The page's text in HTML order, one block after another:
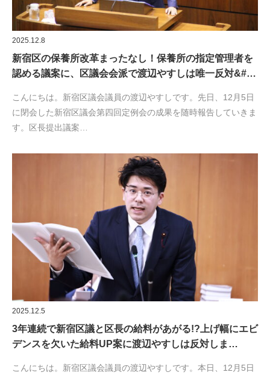
2025.12.8
新宿区の保養所改革まったなし！保養所の指定管理者を
認める議案に、区議会会派で渡辺やすしは唯一反対&#…
こんにちは。新宿区議会議員の渡辺やすしです。先日、12月5日
に閉会した新宿区議会第四回定例会の成果を随時報告していきま
す。区長提出議案…
2025.12.5
3年連続で新宿区議と区長の給料があがる!?上げ幅にエビ
デンスを欠いた給料UP案に渡辺やすしは反対しま…
こんにちは。新宿区議会議員の渡辺やすしです。本日、12月5日